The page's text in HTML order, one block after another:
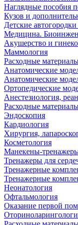
Наглядные пособия
Кузов и
Детские
Медицина.
Акушерство и
Маммология
Расходные
Анатомические
Анатомические
Ортопедические
Анестезиология,
Расходные
Эндоскопия
Кардиология
Хирургия,
Косметология
Манекены-
Тренажеры для
Тренажерные
Тренажерные
Неонатология
Офтальмология
Оказание первой